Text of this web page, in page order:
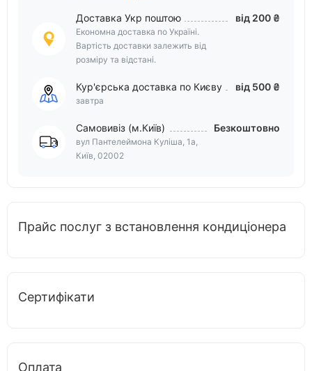
Доставка Укр поштою
Економна доставка по Україні.
Вартість доставки залежить від
розміру та відстані.
від 200 ₴
Кур'єрська доставка по Києву
завтра
від 500 ₴
Самовивіз (м.Київ)
вул Пантелеймона Куліша, 1а,
Київ, 02002
Безкоштовно
Прайс послуг з встановлення кондиціонера
Сертифікати
Оплата